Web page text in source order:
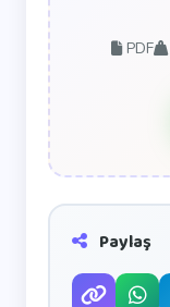
PDF
Paylaş